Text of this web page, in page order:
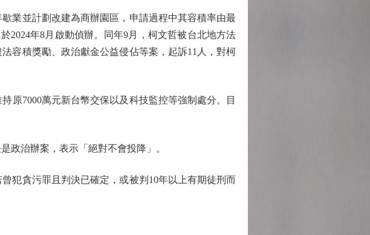
並計劃改建為商辦園區，申請過程中其容積率由最
2024年8月啟動偵辦。同年9月，柯文哲被台北地方法
容積獎勵、政治獻金公益侵佔等案，起訴11人，對柯
7000萬元新台幣交保以及科技監控等強制處分。目
治辦案，表示「絕對不會投降」。
貪污罪且判決已確定，或被判10年以上有期徒刑而